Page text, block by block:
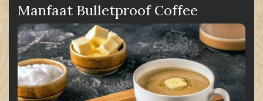
Manfaat Bulletproof Coffee